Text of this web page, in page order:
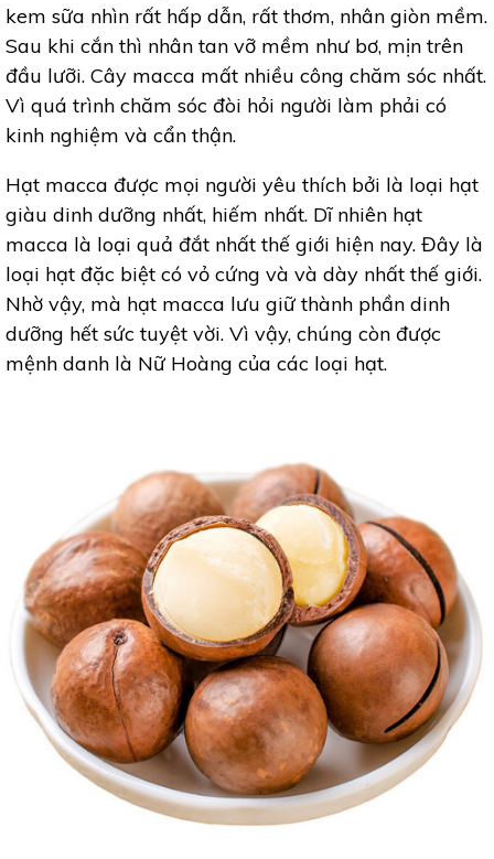
kem sữa nhìn rất hấp dẫn, rất thơm, nhân giòn mềm.
Sau khi cắn thì nhân tan vỡ mềm như bơ, mịn trên
đầu lưỡi. Cây macca mất nhiều công chăm sóc nhất.
Vì quá trình chăm sóc đòi hỏi người làm phải có
kinh nghiệm và cẩn thận.
Hạt macca được mọi người yêu thích bởi là loại hạt
giàu dinh dưỡng nhất, hiếm nhất. Dĩ nhiên hạt
macca là loại quả đắt nhất thế giới hiện nay. Đây là
loại hạt đặc biệt có vỏ cứng và và dày nhất thế giới.
Nhờ vậy, mà hạt macca lưu giữ thành phần dinh
dưỡng hết sức tuyệt vời. Vì vậy, chúng còn được
mệnh danh là Nữ Hoàng của các loại hạt.